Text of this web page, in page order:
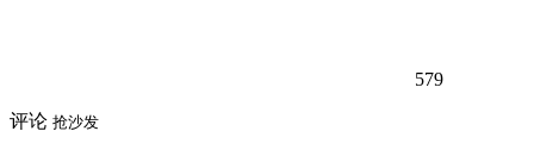
579
评论 抢沙发